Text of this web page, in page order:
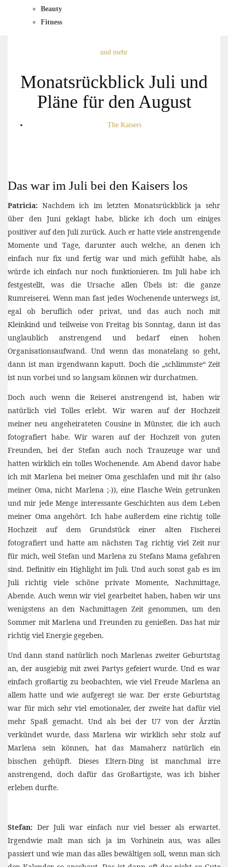
Beauty
Fitness
und mehr
Monatsrückblick Juli und
Pläne für den August
The Kaisers
Das war im Juli bei den Kaisers los
Patricia: Nachdem ich im letzten Monatsrückblick ja sehr
über den Juni geklagt habe, blicke ich doch um einiges
positiver auf den Juli zurück. Auch er hatte viele anstrengende
Momente und Tage, darunter auch welche, an denen ich
einfach nur fix und fertig war und mich gefühlt habe, als
würde ich einfach nur noch funktionieren. Im Juli habe ich
festgestellt, was die Ursache allen Übels ist: die ganze
Rumreiserei. Wenn man fast jedes Wochenende unterwegs ist,
egal ob beruflich oder privat, und das auch noch mit
Kleinkind und teilweise von Freitag bis Sonntag, dann ist das
unglaublich anstrengend und bedarf einen hohen
Organisationsaufwand. Und wenn das monatelang so geht,
dann ist man irgendwann kaputt. Doch die „schlimmste“ Zeit
ist nun vorbei und so langsam können wir durchatmen.
Doch auch wenn die Reiserei anstrengend ist, haben wir
natürlich viel Tolles erlebt. Wir waren auf der Hochzeit
meiner neu angeheirateten Cousine in Münster, die ich auch
fotografiert habe. Wir waren auf der Hochzeit von guten
Freunden, bei der Stefan auch noch Trauzeuge war und
hatten wirklich ein tolles Wochenende. Am Abend davor habe
ich mit Marlena bei meiner Oma geschlafen und mit ihr (also
meiner Oma, nicht Marlena ;-)), eine Flasche Wein getrunken
und mir jede Menge interessante Geschichten aus dem Leben
meiner Oma angehört. Ich habe außerdem eine richtig tolle
Hochzeit auf dem Grundstück einer alten Fischerei
fotografiert und hatte am nächsten Tag richtig viel Zeit nur
für mich, weil Stefan und Marlena zu Stefans Mama gefahren
sind. Definitiv ein Highlight im Juli. Und auch sonst gab es im
Juli richtig viele schöne private Momente, Nachmittage,
Abende. Auch wenn wir viel gearbeitet haben, haben wir uns
wenigstens an den Nachmittagen Zeit genommen, um den
Sommer mit Marlena und Freunden zu genießen. Das hat mir
richtig viel Energie gegeben.
Und dann stand natürlich noch Marlenas zweiter Geburtstag
an, der ausgiebig mit zwei Partys gefeiert wurde. Und es war
einfach großartig zu beobachten, wie viel Freude Marlena an
allem hatte und wie aufgeregt sie war. Der erste Geburtstag
war für mich sehr viel emotionaler, der zweite hat dafür viel
mehr Spaß gemacht. Und als bei der U7 von der Ärztin
verkündet wurde, dass Marlena wir wirklich sehr stolz auf
Marlena sein können, hat das Mamaherz natürlich ein
bisschen gehüpft. Dieses Eltern-Ding ist manchmal irre
anstrengend, doch dafür das Großartigste, was ich bisher
erleben durfte.
Stefan: Der Juli war einfach nur viel besser als erwartet.
Irgendwie malt man sich ja im Vorhinein aus, was alles
passiert und wie man das alles bewältigen soll, wenn man sich